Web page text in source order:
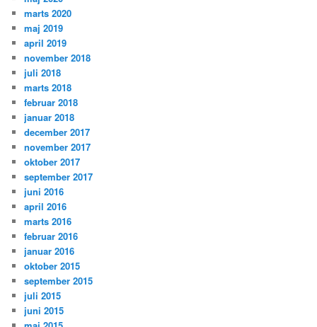
marts 2020
maj 2019
april 2019
november 2018
juli 2018
marts 2018
februar 2018
januar 2018
december 2017
november 2017
oktober 2017
september 2017
juni 2016
april 2016
marts 2016
februar 2016
januar 2016
oktober 2015
september 2015
juli 2015
juni 2015